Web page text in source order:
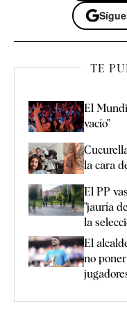
TE
El
vacío"
la cara
El PP
"jauría
la
El
no